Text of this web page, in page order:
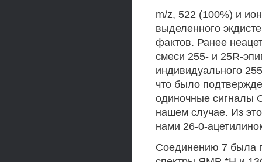
m/z, 522 (100%) и
выделенного
фактов. Ранее
смеси 255- и 25R-
индивидуального
что было
одиночные сигналы
нашем случае. Из
нами 26-0-
Соединению 7 была